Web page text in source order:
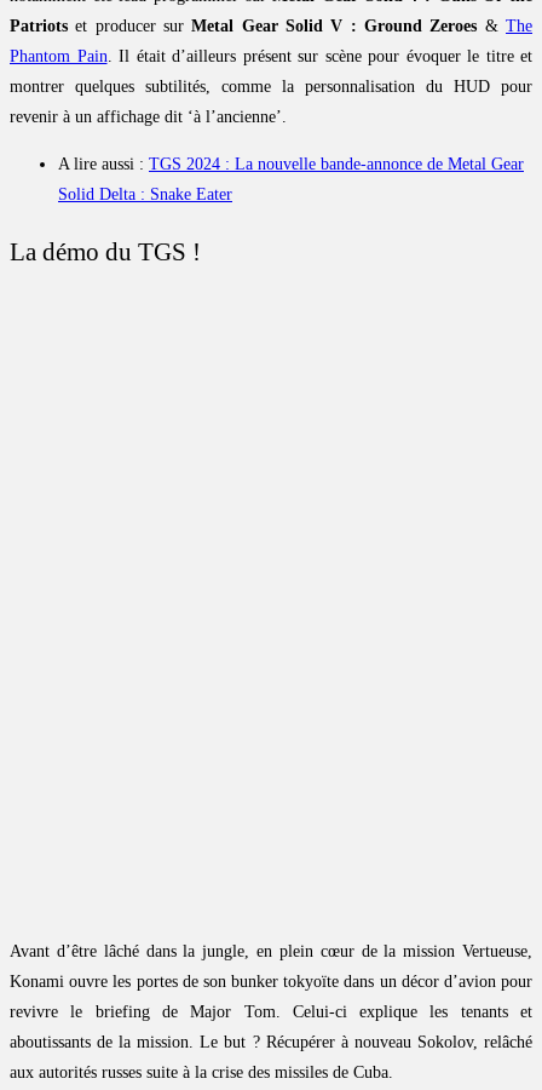
Patriots et producer surMetal Gear Solid V : Ground Zeroes &The
Phantom Pain . Il était d’ailleurs présent sur scène pour évoquer le titre et
montrer quelques subtilités, comme la personnalisation du HUD pour
revenir à un affichage dit ‘à l’ancienne’.
A lire aussi : TGS 2024 : La nouvelle bande-annonce de Metal Gear
Solid Delta : Snake Eater
La démo du TGS !
Avant d’être lâché dans la jungle, en plein cœur de la mission Vertueuse,
Konami ouvre les portes de son bunker tokyoïte dans un décor d’avion pour
revivre le briefing de Major Tom. Celui-ci explique les tenants et
aboutissants de la mission. Le but ? Récupérer à nouveau Sokolov, relâché
aux autorités russes suite à la crise des missiles de Cuba.